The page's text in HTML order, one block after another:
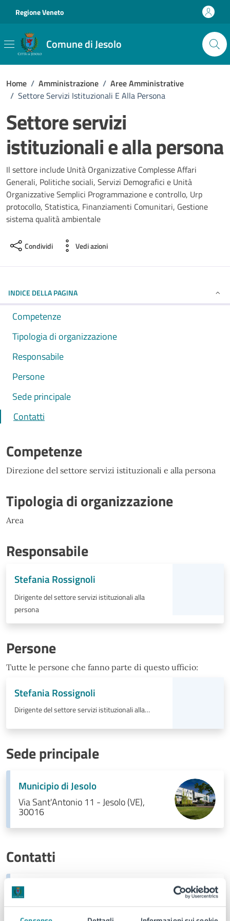
Regione Veneto
Comune di Jesolo
Home / Amministrazione / Aree Amministrative
/ Settore Servizi Istituzionali E Alla Persona
Settore servizi
istituzionali e alla persona
Il settore include Unità Organizzative Complesse Affari
Generali, Politiche sociali, Servizi Demografici e Unità
Organizzative Semplici Programmazione e controllo, Urp
protocollo, Statistica, Finanziamenti Comunitari, Gestione
sistema qualità ambientale
Condividi Vedi azioni
INDICE DELLA PAGINA
Competenze
Tipologia di organizzazione
Responsabile
Persone
Sede principale
Contatti
Competenze
Direzione del settore servizi istituzionali e alla persona
Tipologia di organizzazione
Area
Responsabile
Stefania Rossignoli
Dirigente del settore servizi istituzionali alla
persona
Persone
Tutte le persone che fanno parte di questo ufficio:
Stefania Rossignoli
Dirigente del settore servizi istituzionali alla
Sede principale
Municipio di Jesolo
Via Sant'Antonio 11 - Jesolo (VE),
30016
Contatti
Dirigente del settore servizi istituzionali e alla